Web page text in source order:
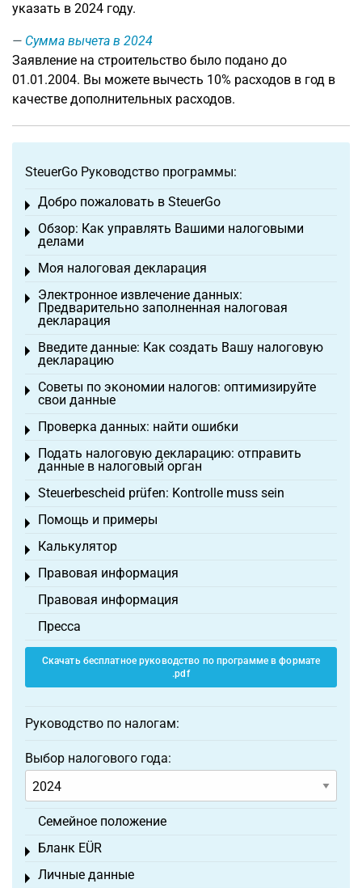
указать в 2024 году.
Сумма вычета в 2024
Заявление на строительство было подано до
01.01.2004. Вы можете вычесть 10% расходов в год в
качестве дополнительных расходов.
SteuerGo Руководство программы:
Добро пожаловать в SteuerGo
Toggle menu
Обзор: Как управлять Вашими налоговыми
делами
Toggle menu
Моя налоговая декларация
Toggle menu
Электронное извлечение данных:
Предварительно заполненная налоговая
декларация
Toggle menu
Введите данные: Как создать Вашу налоговую
декларацию
Toggle menu
Советы по экономии налогов: оптимизируйте
свои данные
Toggle menu
Проверка данных: найти ошибки
Toggle menu
Подать налоговую декларацию: отправить
данные в налоговый орган
Toggle menu
Steuerbescheid prüfen: Kontrolle muss sein
Toggle menu
Помощь и примеры
Toggle menu
Калькулятор
Toggle menu
Правовая информация
Toggle menu
Правовая информация
Пресса
Скачать бесплатное руководство по программе в формате
.pdf
Руководство по налогам:
Выбор налогового года:
Семейное положение
Бланк EÜR
Toggle menu
Личные данные
Toggle menu